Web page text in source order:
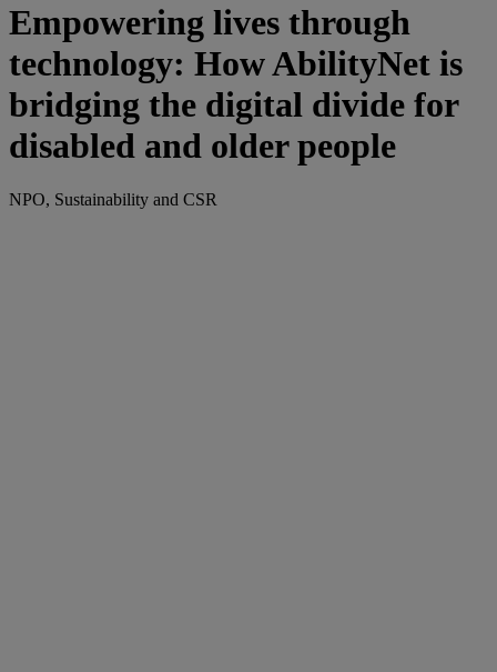
Empowering lives through
technology: How AbilityNet is
bridging the digital divide for
disabled and older people
NPO, Sustainability and CSR